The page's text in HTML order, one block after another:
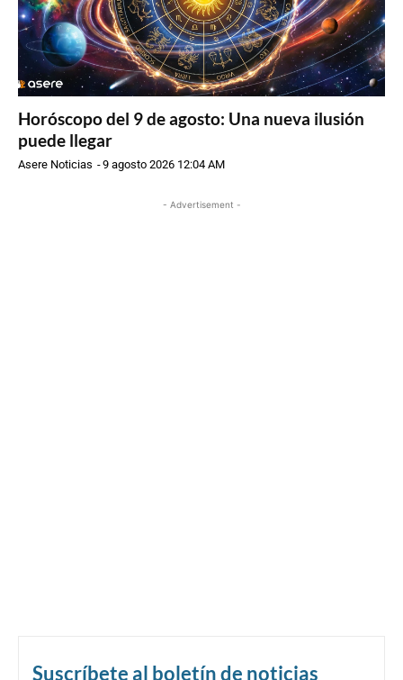
Horóscopo del 9 de agosto: Una nueva ilusión
puede llegar
Asere Noticias -9 agosto 2026 12:04 AM
- Advertisement -
Suscríbete al boletín de noticias